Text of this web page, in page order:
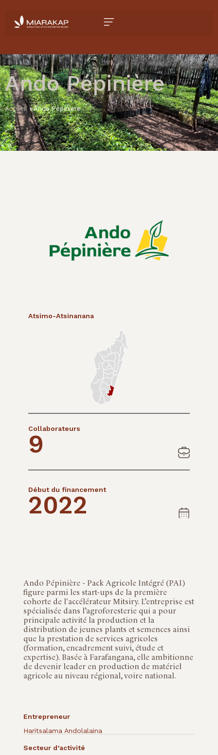
Ando Pépinière
Accueil»Ando Pépinière
Atsimo-Atsinanana
Collaborateurs
9
Début du financement
2022
Ando Pépinière - Pack Agricole Intégré (PAI)
figure parmi les start-ups de la première
cohorte de l'accélérateur Mitsiry. L’entreprise est
spécialisée dans l’agroforesterie qui a pour
principale activité la production et la
distribution de jeunes plants et semences ainsi
que la prestation de services agricoles
(formation, encadrement suivi, étude et
expertise). Basée à Farafangana, elle ambitionne
de devenir leader en production de matériel
agricole au niveau régional, voire national.
Entrepreneur
Haritsalama Andolalaina
Secteur d’activité